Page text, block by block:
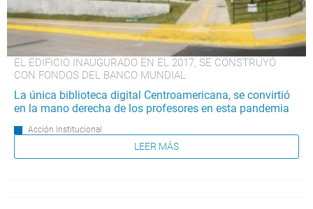
EL EDIFICIO INAUGURADO EN EL 2017, SE CONSTRUYÓ
CON FONDOS DEL BANCO MUNDIAL
La única biblioteca digital Centroamericana, se convirtió
en la mano derecha de los profesores en esta pandemia
Acción Institucional
LEER MÁS